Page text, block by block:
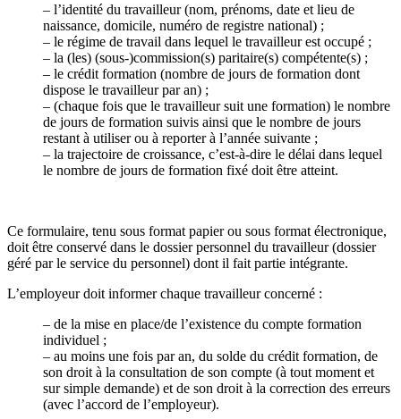
– l’identité du travailleur (nom, prénoms, date et lieu de
naissance, domicile, numéro de registre national) ;
– le régime de travail dans lequel le travailleur est occupé ;
– la (les) (sous-)commission(s) paritaire(s) compétente(s) ;
– le crédit formation (nombre de jours de formation dont
dispose le travailleur par an) ;
– (chaque fois que le travailleur suit une formation) le nombre
de jours de formation suivis ainsi que le nombre de jours
restant à utiliser ou à reporter à l’année suivante ;
– la trajectoire de croissance, c’est-à-dire le délai dans lequel
le nombre de jours de formation fixé doit être atteint.
Ce formulaire, tenu sous format papier ou sous format électronique,
doit être conservé dans le dossier personnel du travailleur (dossier
géré par le service du personnel) dont il fait partie intégrante.
L’employeur doit informer chaque travailleur concerné :
– de la mise en place/de l’existence du compte formation
individuel ;
– au moins une fois par an, du solde du crédit formation, de
son droit à la consultation de son compte (à tout moment et
sur simple demande) et de son droit à la correction des erreurs
(avec l’accord de l’employeur).